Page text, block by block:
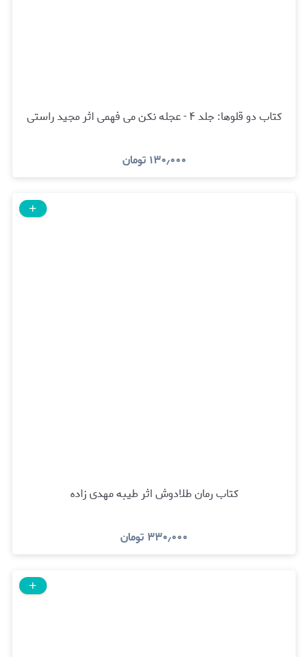
کتاب دو قلوها: جلد ۴ - عجله نکن می فهمی اثر مجید راستی
۱۳۰٫۰۰۰ تومان
کتاب رمان طلادوش اثر طیبه مهدی زاده
۳۳۰٫۰۰۰ تومان